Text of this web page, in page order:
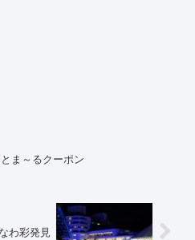
ま～るクーポン
わ彩発見